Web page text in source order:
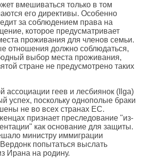
вмешиваться только в том
его директивы. Особенно
за соблюдением права на
которое предусматривает
проживания для членов семьи.
отношения должно соблюдаться,
выбор места проживания,
стране не предусмотрено таких
ассоциации геев и лесбиянок (Ilga)
успех, поскольку однополые браки
не во всех странах ЕС.
признает преследование "из-
как основание для защиты.
министру иммиграции
попытаться выслать
Ирана на родину.